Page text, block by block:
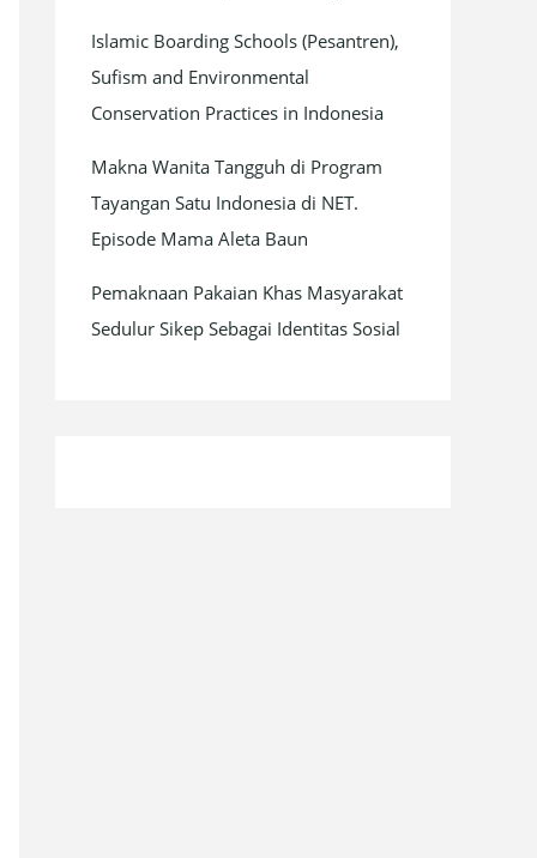
Islamic Boarding Schools (Pesantren),
Sufism and Environmental
Conservation Practices in Indonesia
Makna Wanita Tangguh di Program
Tayangan Satu Indonesia di NET.
Episode Mama Aleta Baun
Pemaknaan Pakaian Khas Masyarakat
Sedulur Sikep Sebagai Identitas Sosial